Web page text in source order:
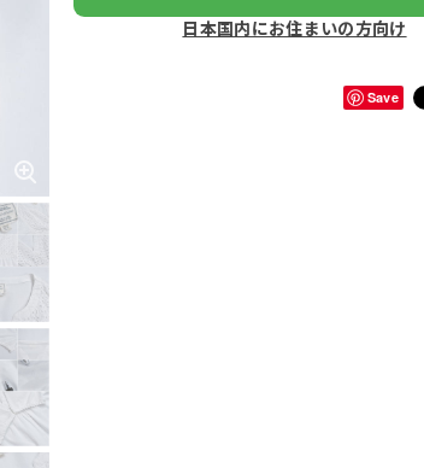
日本国内にお住まいの方向け
Save